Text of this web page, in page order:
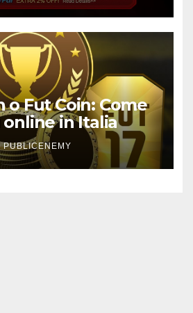
o Fut Coin: Come
in Italia
PUBLICENEMY